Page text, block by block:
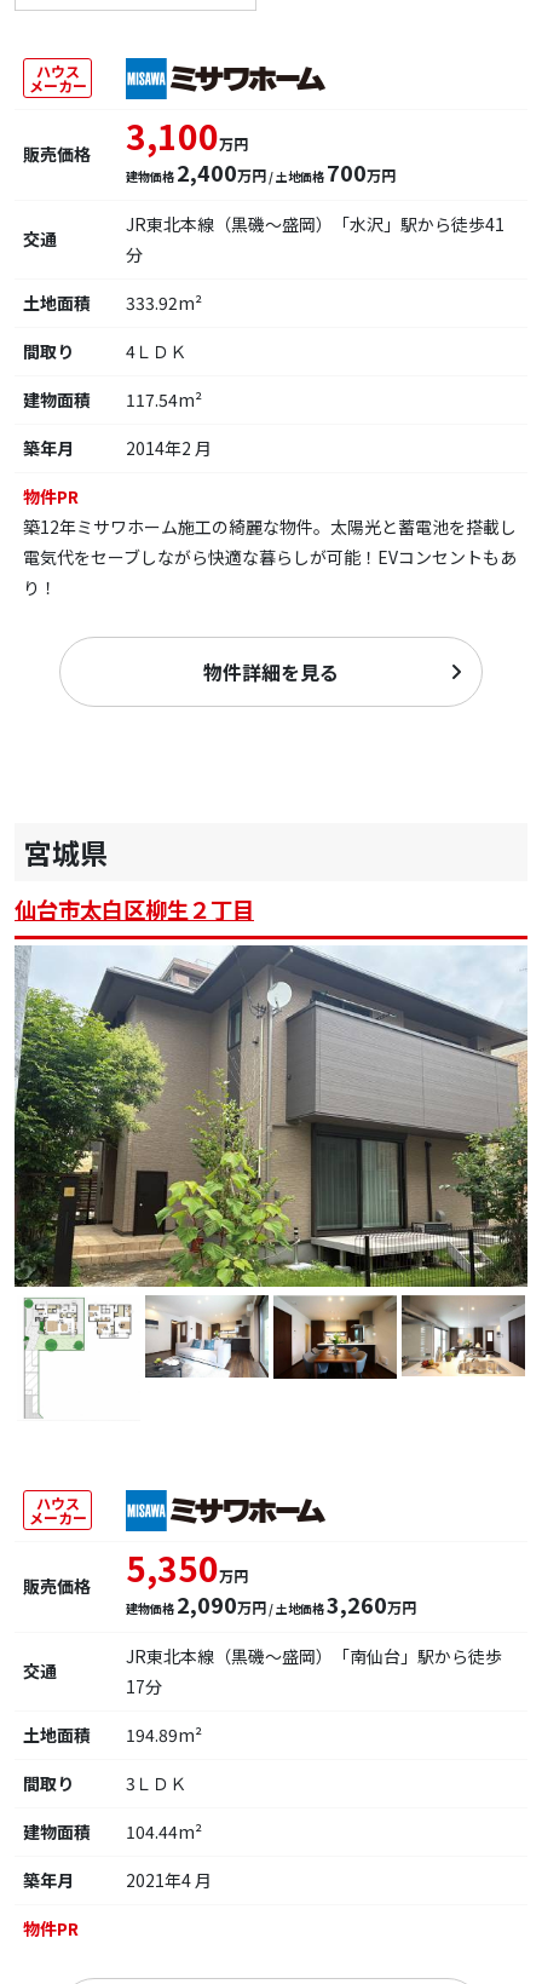
ハウス
メーカー
販売価格 3,100万円
建物価格 2,400万円 / 土地価格 700万円
交通
JR東北本線（黒磯～盛岡）「水沢」駅から徒歩41
分
土地面積
333.92m²
間取り
4ＬＤＫ
建物面積
117.54m²
築年月
2014年2 月
物件PR
築12年ミサワホーム施工の綺麗な物件。太陽光と蓄電池を搭載し
電気代をセーブしながら快適な暮らしが可能！EVコンセントもあ
り！
物件詳細を見る
宮城県
仙台市太白区柳生２丁目
ハウス
メーカー
販売価格 5,350万円
建物価格 2,090万円 / 土地価格3,260万円
交通
JR東北本線（黒磯～盛岡）「南仙台」駅から徒歩
17分
土地面積
194.89m²
間取り
3ＬＤＫ
建物面積
104.44m²
築年月
2021年4 月
物件PR